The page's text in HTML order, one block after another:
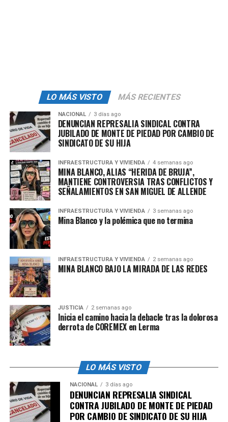
LO MÁS VISTO MÁS RECIENTES
NACIONAL 3 días ago
DENUNCIAN REPRESALIA SINDICAL CONTRA
JUBILADO DE MONTE DE PIEDAD POR CAMBIO DE
SINDICATO DE SU HIJA
INFRAESTRUCTURA Y VIVIENDA 4 semanas ago
MINA BLANCO, ALIAS “HERIDA DE BRUJA”,
MANTIENE CONTROVERSIA TRAS CONFLICTOS Y
SEÑALAMIENTOS EN SAN MIGUEL DE ALLENDE
INFRAESTRUCTURA Y VIVIENDA 3 semanas ago
Mina Blanco y la polémica que no termina
INFRAESTRUCTURA Y VIVIENDA 2 semanas ago
MINA BLANCO BAJO LA MIRADA DE LAS REDES
JUSTICIA 2 semanas ago
Inicia el camino hacia la debacle tras la dolorosa
derrota de COREMEX en Lerma
LO MÁS VISTO
NACIONAL 3 días ago
DENUNCIAN REPRESALIA SINDICAL
CONTRA JUBILADO DE MONTE DE PIEDAD
POR CAMBIO DE SINDICATO DE SU HIJA